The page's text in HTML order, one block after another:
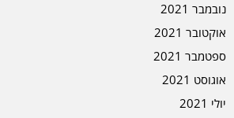
נובמבר 2021
אוקטובר 2021
ספטמבר 2021
אוגוסט 2021
יולי 2021